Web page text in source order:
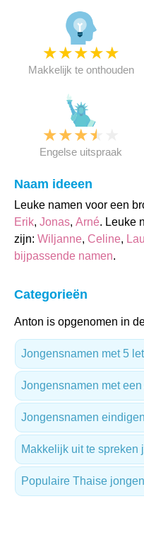
★★★★★
Makkelijk te onthouden
★★★★
Engelse uitspraak
Naam ideeen
Leuke namen voor een
Erik, Jonas, Arné. Leuke
zijn: Wiljanne, Celine,
bijpassende namen.
Categorieën
Anton is opgenomen in
Jongensnamen met 5
Jongensnamen met een
Jongensnamen
Makkelijk uit te spreken
Populaire Thaise